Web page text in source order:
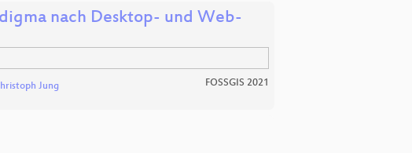
nach Desktop- und Web-
Jung FOSSGIS 2021